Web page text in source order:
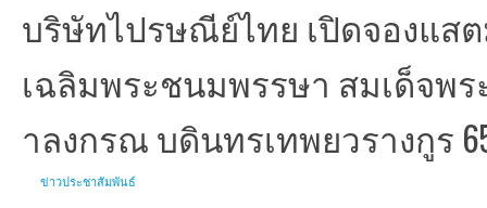
บริษัทไปรษณีย์ไทย เปิดจองแส
เฉลิมพระชนมพรรษา สมเด็จพ
าลงกรณ บดินทรเทพยวรางกูร
ข่าวประชาสัมพันธ์